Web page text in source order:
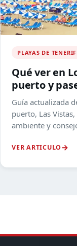
PLAYAS DE
Qué ver en
puerto y
Guía actualizada
puerto, Las
ambiente y
VER ARTICULO